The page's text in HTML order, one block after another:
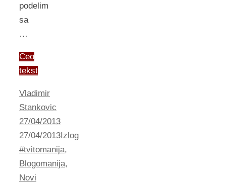
podelim
sa
…
Ceo
tekst
Vladimir
Stankovic
27/04/2013
27/04/2013Izlog
#tvitomanija,
Blogomanija,
Novi